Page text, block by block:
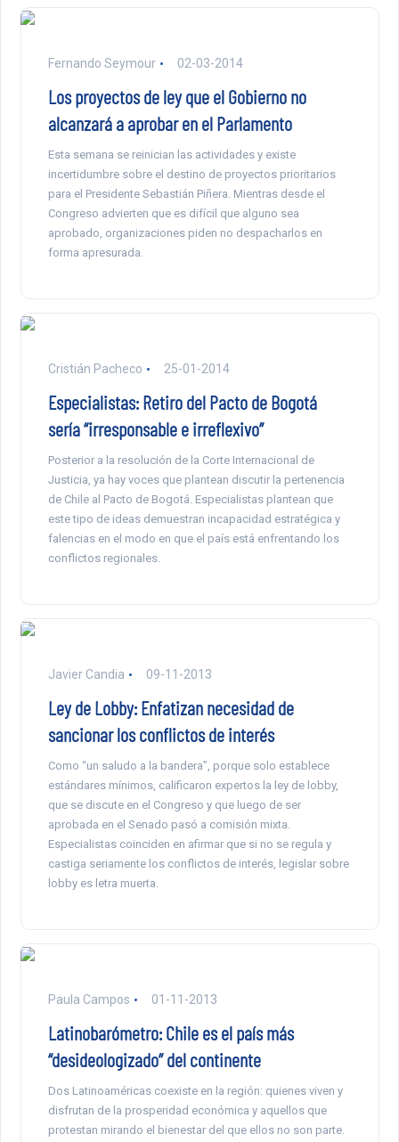
Fernando Seymour 02-03-2014
Los proyectos de ley que el Gobierno no
alcanzará a aprobar en el Parlamento
Esta semana se reinician las actividades y existe
incertidumbre sobre el destino de proyectos prioritarios
para el Presidente Sebastián Piñera. Mientras desde el
Congreso advierten que es difícil que alguno sea
aprobado, organizaciones piden no despacharlos en
forma apresurada.
Cristián Pacheco 25-01-2014
Especialistas: Retiro del Pacto de Bogotá
sería “irresponsable e irreflexivo”
Posterior a la resolución de la Corte Internacional de
Justicia, ya hay voces que plantean discutir la pertenencia
de Chile al Pacto de Bogotá. Especialistas plantean que
este tipo de ideas demuestran incapacidad estratégica y
falencias en el modo en que el país está enfrentando los
conflictos regionales.
Javier Candia 09-11-2013
Ley de Lobby: Enfatizan necesidad de
sancionar los conflictos de interés
Como “un saludo a la bandera”, porque solo establece
estándares mínimos, calificaron expertos la ley de lobby,
que se discute en el Congreso y que luego de ser
aprobada en el Senado pasó a comisión mixta.
Especialistas coinciden en afirmar que si no se regula y
castiga seriamente los conflictos de interés, legislar sobre
lobby es letra muerta.
Paula Campos 01-11-2013
Latinobarómetro: Chile es el país más
“desideologizado” del continente
Dos Latinoaméricas coexiste en la región: quienes viven y
disfrutan de la prosperidad económica y aquellos que
protestan mirando el bienestar del que ellos no son parte.